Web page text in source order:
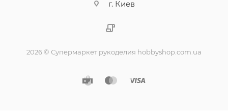
г. Киев
2026 © Супермаркет рукоделия hobbyshop.com.ua